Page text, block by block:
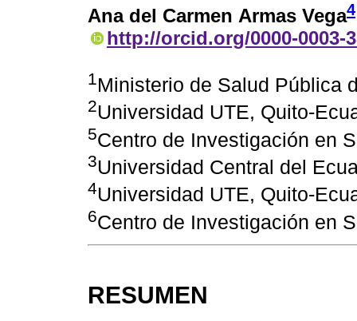
Ana del Carmen Armas Vega4
http://orcid.org/0000-0003-
1Ministerio de Salud Pública
2Universidad UTE, Quito-
5Centro de Investigación en
3Universidad Central del
4Universidad UTE, Quito-
6Centro de Investigación en
RESUMEN